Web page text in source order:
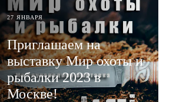
27 ЯНВАРЯ
Приглашаем на
выставку Мир охоты и
рыбалки 2023 в
Москве!